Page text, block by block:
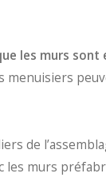
les murs sont
de
les murs